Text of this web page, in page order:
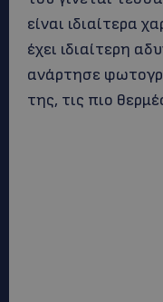
είναι ιδιαίτερα
έχει ιδιαίτερη
ανάρτησε
της, τις πιο